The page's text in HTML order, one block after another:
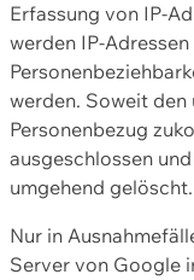
Erfassung von IP-
werden IP-
werden. Soweit den
Personenbezug
ausgeschlossen
umgehend gelöscht.
Nur in
Server von Google